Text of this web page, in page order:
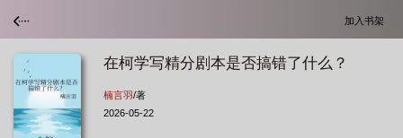
加入书架
在柯学写精分剧本是否搞错了什么？
楠言羽/著
2026-05-22